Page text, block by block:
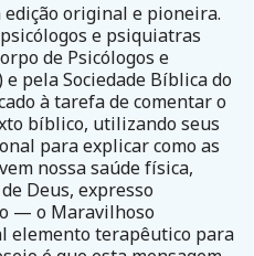
original e pioneira.
e psiquiatras
de Psicólogos e
e pela Sociedade Bíblica do
à tarefa de comentar o
bíblico, utilizando seus
para explicar como as
nossa saúde física,
Deus, expresso
— o Maravilhoso
elemento terapêutico para